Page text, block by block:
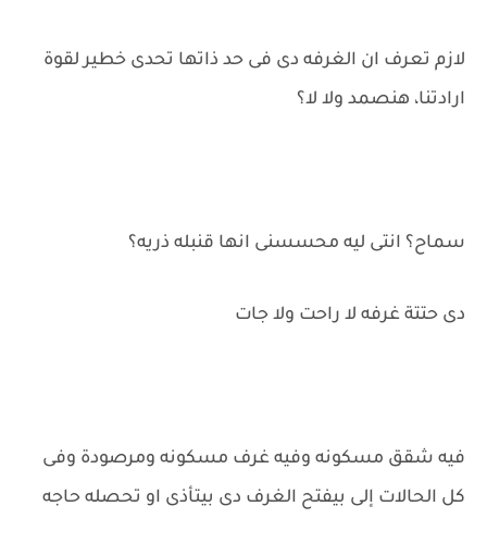
لازم تعرف ان الغرفه دى فى حد ذاتها تحدى خطير لقوة
ارادتنا، هنصمد ولا لا؟
سماح؟ انتى ليه محسسنى انها قنبله ذريه؟
دى حتتة غرفه لا راحت ولا جات
فيه شقق مسكونه وفيه غرف مسكونه ومرصودة وفى
كل الحالات إلى بيفتح الغرف دى بيتأذى او تحصله حاجه